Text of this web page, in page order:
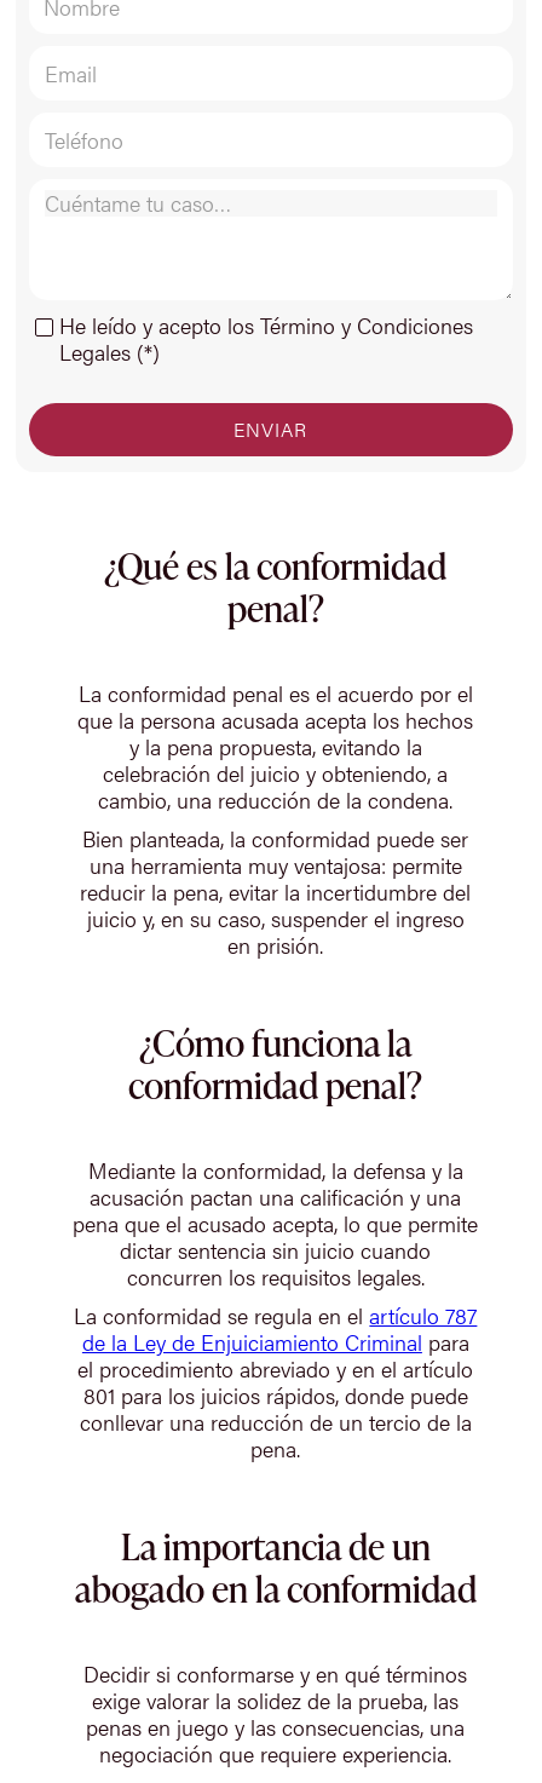
He leído y acepto los Término y Condiciones
Legales (*)
¿Qué es la conformidad
penal?
La conformidad penal es el acuerdo por el
que la persona acusada acepta los hechos
y la pena propuesta, evitando la
celebración del juicio y obteniendo, a
cambio, una reducción de la condena.
Bien planteada, la conformidad puede ser
una herramienta muy ventajosa: permite
reducir la pena, evitar la incertidumbre del
juicio y, en su caso, suspender el ingreso
en prisión.
¿Cómo funciona la
conformidad penal?
Mediante la conformidad, la defensa y la
acusación pactan una calificación y una
pena que el acusado acepta, lo que permite
dictar sentencia sin juicio cuando
concurren los requisitos legales.
La conformidad se regula en elartículo 787
de la Ley de Enjuiciamiento Criminal para
el procedimiento abreviado y en el artículo
801 para los juicios rápidos, donde puede
conllevar una reducción de un tercio de la
pena.
La importancia de un
abogado en la conformidad
Decidir si conformarse y en qué términos
exige valorar la solidez de la prueba, las
penas en juego y las consecuencias, una
negociación que requiere experiencia.